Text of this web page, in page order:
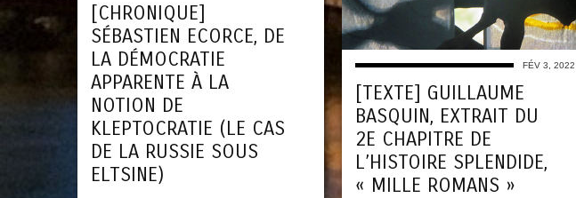
[CHRONIQUE]
SÉBASTIEN ECORCE, DE
LA DÉMOCRATIE
APPARENTE À LA
NOTION DE
KLEPTOCRATIE (LE CAS
DE LA RUSSIE SOUS
ELTSINE)
FÉV 3, 2022
[TEXTE] GUILLAUME
BASQUIN, EXTRAIT DU
2E CHAPITRE DE
L’HISTOIRE SPLENDIDE,
« MILLE ROMANS »